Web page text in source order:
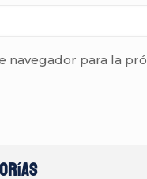
para la